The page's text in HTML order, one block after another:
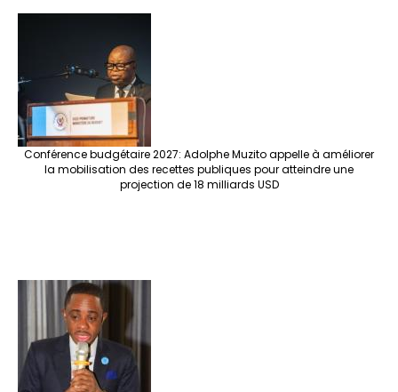
Conférence budgétaire 2027: Adolphe Muzito appelle à améliorer
la mobilisation des recettes publiques pour atteindre une
projection de 18 milliards USD